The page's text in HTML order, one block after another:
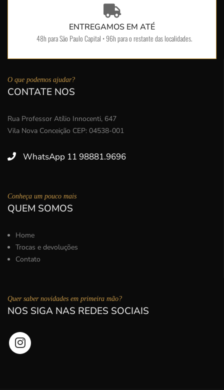
ENTREGAMOS EM ATÉ
48h para São Paulo Capital • 96h para o restante das localidades.
O que podemos ajudar?
CONTATE NOS
Rua Professor Atílio Innocenti, 647
Vila Nova Conceição CEP: 04538-001
WhatsApp 11 98881.9696
Conheça um pouco mais
QUEM SOMOS
Home
Trocas e devoluções
Contato
Quer saber novidades em primeira mão?
NOS SIGA NAS REDES SOCIAIS